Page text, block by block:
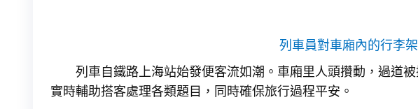
列車員對車廂內的行李
列車自鐵路上海站始發便客流如潮。車廂里人頭攢動，過道
實時輔助搭客處理各類題目，同時確保旅行過程平安。